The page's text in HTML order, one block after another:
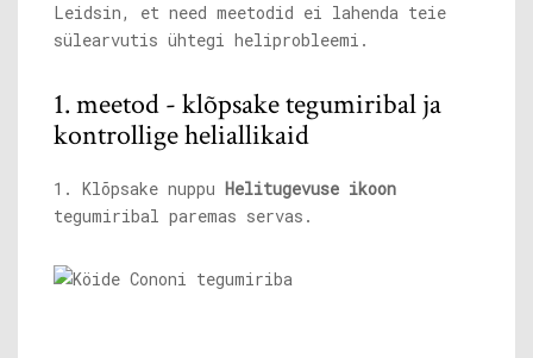
Leidsin, et need meetodid ei lahenda teie
sülearvutis ühtegi heliprobleemi.
1. meetod - klõpsake tegumiribal ja
kontrollige heliallikaid
1. Klõpsake nuppu Helitugevuse ikoon
tegumiribal paremas servas.